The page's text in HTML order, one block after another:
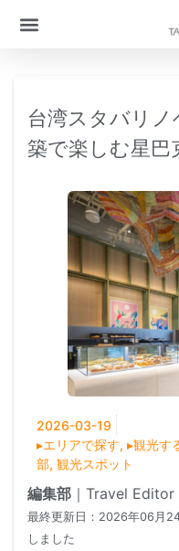
台湾スタバリ
築で楽しむ星巴
2026-03-19
▸エリアで探す, ▸観光す
部, 観光スポット
編集部 ｜ Travel Editor
最終更新日： 2026年06月
しました